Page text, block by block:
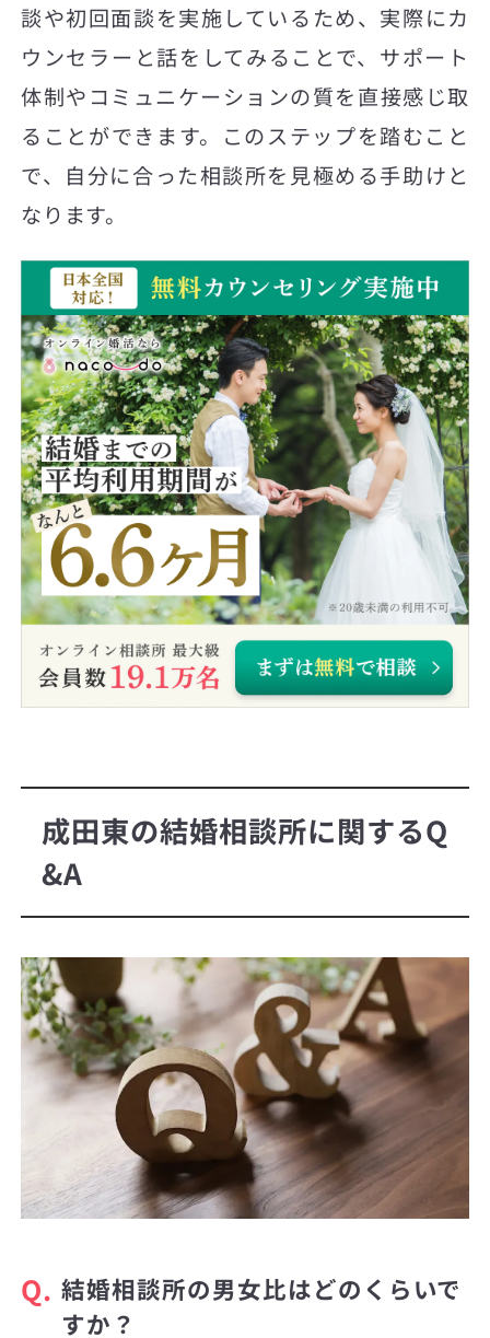
談や初回面談を実施しているため、実際にカ
ウンセラーと話をしてみることで、サポート
体制やコミュニケーションの質を直接感じ取
ることができます。このステップを踏むこと
で、自分に合った相談所を見極める手助けと
なります。
成田東の結婚相談所に関するQ
&A
Q. 結婚相談所の男女比はどのくらいで
すか？